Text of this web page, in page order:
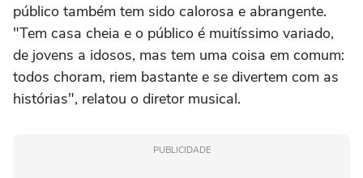
público também tem sido calorosa e abrangente.
"Tem casa cheia e o público é muitíssimo variado,
de jovens a idosos, mas tem uma coisa em comum:
todos choram, riem bastante e se divertem com as
histórias", relatou o diretor musical.
PUBLICIDADE